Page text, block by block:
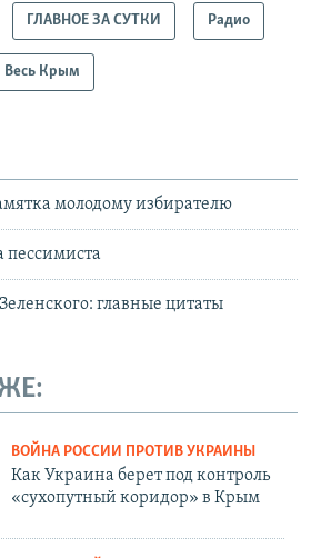
ГЛАВНОЕ ЗА СУТКИ Радио
Весь Крым
молодому избирателю
пессимиста
главные цитаты
ВОЙНА РОССИИ ПРОТИВ УКРАИНЫ
Как Украина берет под контроль
«сухопутный коридор» в Крым